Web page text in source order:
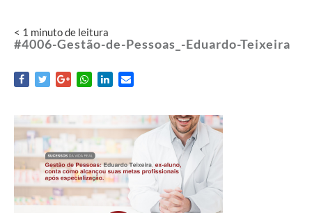
< 1 minutode leitura
#4006-Gestão-de-Pessoas_-Eduardo-Teixeira